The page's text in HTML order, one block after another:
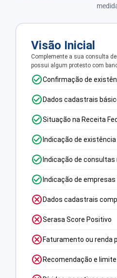
Visão Inicial
Complemente a sua consulta
possui algum protesto com
Confirmação de
Dados cadastrais
Situação na Receita
Indicação de
Indicação de
Indicação de
Dados cadastrais
Serasa Score Positivo
Faturamento ou renda
Recomendação e